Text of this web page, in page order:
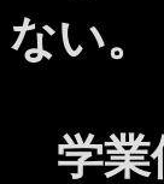
ない。
学業